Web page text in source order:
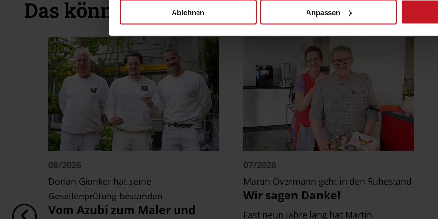
Ablehnen Anpassen
Das könnte Sie auch interessieren …
08/2026
Dorian Gionker hat seine
Gesellenprüfung bestanden
Vom Azubi zum Maler und
07/2026
Martin Overmann geht in den Ruhestand
Wir sagen Danke!
Fast neun Jahre lang hat Martin